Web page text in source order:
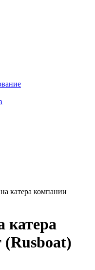
катера компании
катера
(Rusboat)